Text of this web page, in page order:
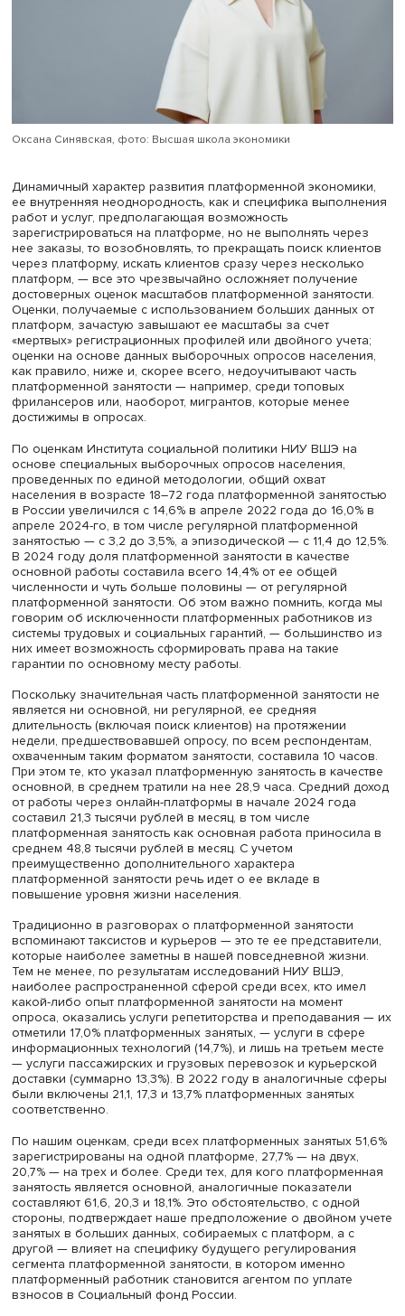
Оксана Синявская, фото: Высшая школа экономики
Динамичный характер развития платформенной
ее внутренняя неоднородность, как и специфика
работ и услуг, предполагающая возможность
нее заказы, то возобновлять, то прекращать поиск
через платформу, искать клиентов сразу через
платформ, — все это чрезвычайно осложняет
достоверных оценок масштабов платформенной
Оценки, получаемые с использованием больших
платформ, зачастую завышают ее масштабы за счет
«мертвых» регистрационных профилей или двойного
оценки на основе данных выборочных опросов
как правило, ниже и, скорее всего, недоучитывают
платформенной занятости — например, среди топовых
фрилансеров или, наоборот, мигрантов, которые менее
достижимы в опросах.
основе специальных выборочных опросов населения,
проведенных по единой методологии, общий охват
населения в возрасте 18–72 года платформенной
в России увеличился с 14,6% в апреле 2022 года до
апреле 2024-го, в том числе регулярной
занятостью — с 3,2 до 3,5%, а эпизодической — с 11,4 до
В 2024 году доля платформенной занятости в качестве
основной работы составила всего 14,4% от ее общей
численности и чуть больше половины — от регулярной
платформенной занятости. Об этом важно помнить,
говорим об исключенности платформенных
системы трудовых и социальных гарантий, —
гарантии по основному месту работы.
Поскольку значительная часть платформенной
является ни основной, ни регулярной, ее средняя
длительность (включая поиск клиентов) на протяжении
недели, предшествовавшей опросу, по всем
охваченным таким форматом занятости, составила 10
При этом те, кто указал платформенную занятость в
основной, в среднем тратили на нее 28,9 часа.
от работы через онлайн-платформы в начале 2024
составил 21,3 тысячи рублей в месяц, в том числе
среднем 48,8 тысячи рублей в месяц. С учетом
преимущественно дополнительного характера
платформенной занятости речь идет о ее вкладе в
повышение уровня жизни населения.
Традиционно в разговорах о платформенной
вспоминают таксистов и курьеров — это те ее
которые наиболее заметны в нашей повседневной
Тем не менее, по результатам исследований НИУ ВШЭ,
наиболее распространенной сферой среди всех, кто